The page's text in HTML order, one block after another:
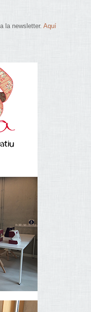
la newsletter.Aquí